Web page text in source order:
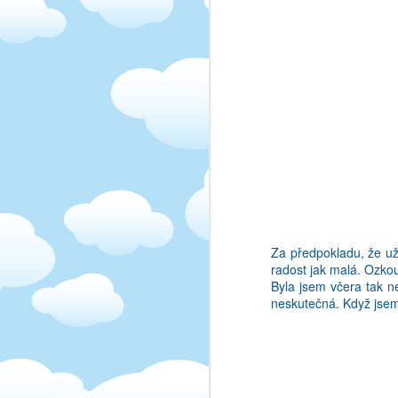
Za předpokladu, že
radost jak malá.
Byla jsem včera tak
neskutečná. Když
to nezajima:D). S
On by nekdo mozna
stranka, ze ano!), ale
vsechna slova, a i
prenosu, jak vam to
Ja treba nemam
super, ja jsem ani
nemocnici ze me byl
Jenze po takove
eteru. Abyste se